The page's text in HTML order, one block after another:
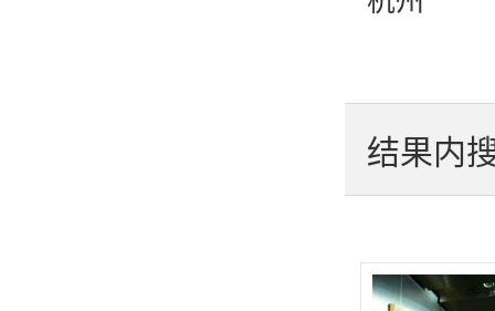
合肥
苏州
重庆
结果内